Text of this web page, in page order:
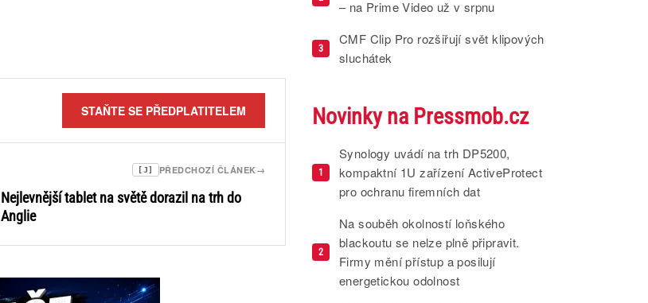
STAŇTE SE PŘEDPLATITELEM
→
PŘEDCHOZÍ ČLÁNEK
[J]
Nejlevnější tablet na světě dorazil na trh do
Anglie
– na Prime Video už v srpnu
3
CMF Clip Pro rozšiřují svět klipových
sluchátek
Novinky na Pressmob.cz
1
Synology uvádí na trh DP5200,
kompaktní 1U zařízení ActiveProtect
pro ochranu firemních dat
2
Na souběh okolností loňského
blackoutu se nelze plně připravit.
Firmy mění přístup a posilují
energetickou odolnost